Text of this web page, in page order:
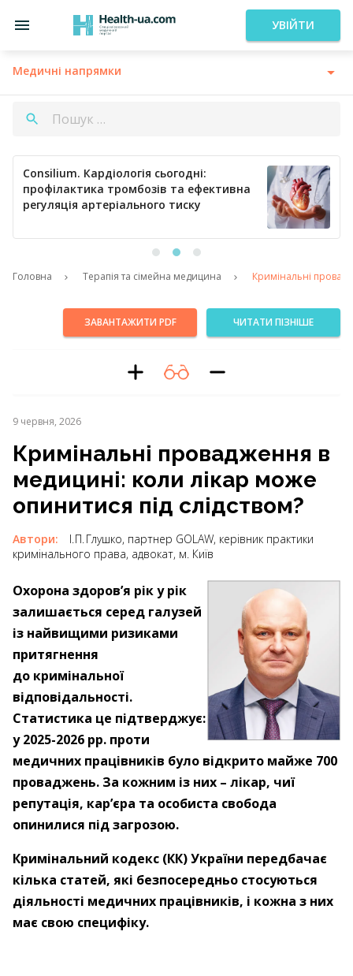
УВІЙТИ
Медичні напрямки
Consilium. Кардіологія сьогодні:
профілактика тромбозів та ефективна
регуляція артеріального тиску
Головна Терапія та сімейна медицина Кримінальні
ЗАВАНТАЖИТИ PDF ЧИТАТИ ПІЗНІШЕ
9 червня, 2026
Кримінальні провадження в
медицині: коли лікар може
опинитися під слідством?
Автори:
І. П. Глушко, партнер GOLAW, керівник практики
кримінального права, адвокат, м. Київ
Охорона здоров’я рік у рік
залишається серед галузей
із найвищими ризиками
притягнення
до кримінальної
відповідальності.
Статистика це підтверджує:
у 2025-2026 рр. проти
медичних працівників було відкрито майже 700
проваджень. За кожним із них – лікар, чиї
репутація, кар’єра та особиста свобода
опинилися під загрозою.
Кримінальний кодекс (КК) України передбачає
кілька статей, які безпосередньо стосуються
діяльності медичних працівників, і кожна з них
має свою специфіку.